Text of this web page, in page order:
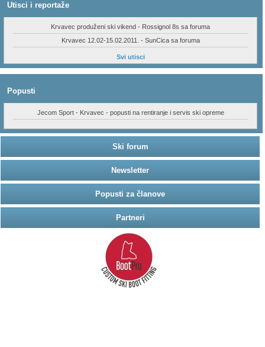
Utisci i reportaže
Krvavec produženi ski vikend - Rossignol 8s sa foruma
Krvavec 12.02-15.02.2011. - SunCica sa foruma
Svi utisci
Popusti
Jecom Sport - Krvavec - popusti na rentiranje i servis ski opreme
Ski forum
Newsletter
Popusti za članove
Partneri